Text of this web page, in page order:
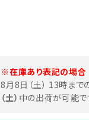
※在庫あり表記の場合
8月8日（土） 13時まで
（土） 中の出荷が可能で